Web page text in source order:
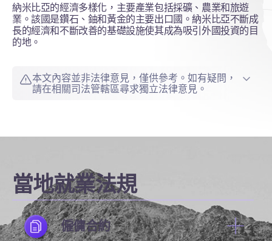
納米比亞的經濟多樣化，主要產業包括採礦、農業和旅遊
業。該國是鑽石、鈾和黃金的主要出口國。納米比亞不斷成
長的經濟和不斷改善的基礎設施使其成為吸引外國投資的目
的地。
本文內容並非法律意見，僅供參考。如有疑問，
請在相關司法管轄區尋求獨立法律意見。
當地就業法規
僱傭合約